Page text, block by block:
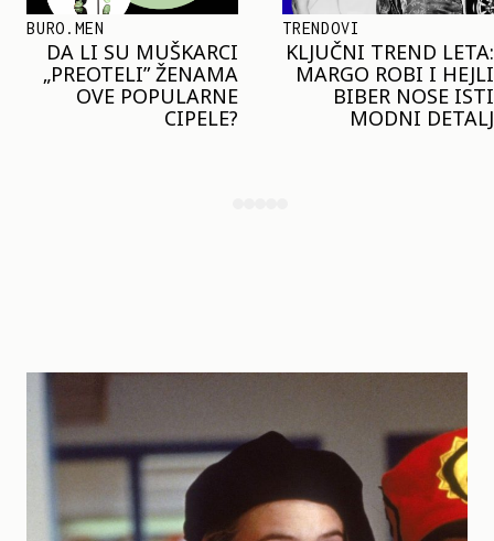
TRENDOVI
KLJUČNI TREND LETA:
MARGO ROBI I HEJLI
BIBER NOSE ISTI
MODNI DETALJ
SHOPPING
JOŠ JE RANO ZA JAKNE
– ALI U RESERVED JE
STIGAO MODEL KOJI
ĆE BITI VELIKI TREND